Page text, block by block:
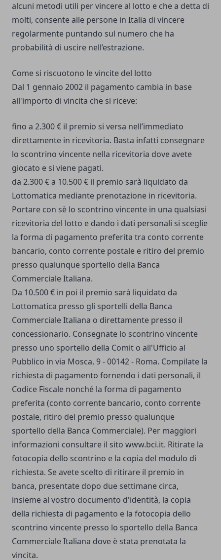
alcuni metodi utili per vincere al lotto e che a detta di
molti, consente alle persone in Italia di vincere
regolarmente puntando sul numero che ha
probabilità di uscire nell’estrazione.
Come si riscuotono le vincite del lotto
Dal 1 gennaio 2002 il pagamento cambia in base
all'importo di vincita che si riceve:
fino a 2.300 € il premio si versa nell’immediato
direttamente in ricevitoria. Basta infatti consegnare
lo scontrino vincente nella ricevitoria dove avete
giocato e si viene pagati.
da 2.300 € a 10.500 € il premio sarà liquidato da
Lottomatica mediante prenotazione in ricevitoria.
Portare con sè lo scontrino vincente in una qualsiasi
ricevitoria del lotto e dando i dati personali si sceglie
la forma di pagamento preferita tra conto corrente
bancario, conto corrente postale e ritiro del premio
presso qualunque sportello della Banca
Commerciale Italiana.
Da 10.500 € in poi il premio sarà liquidato da
Lottomatica presso gli sportelli della Banca
Commerciale Italiana o direttamente presso il
concessionario. Consegnate lo scontrino vincente
presso uno sportello della Comit o all'Ufficio al
Pubblico in via Mosca, 9 - 00142 - Roma. Compilate la
richiesta di pagamento fornendo i dati personali, il
Codice Fiscale nonché la forma di pagamento
preferita (conto corrente bancario, conto corrente
postale, ritiro del premio presso qualunque
sportello della Banca Commerciale). Per maggiori
informazioni consultare il sito www.bci.it. Ritirate la
fotocopia dello scontrino e la copia del modulo di
richiesta. Se avete scelto di ritirare il premio in
banca, presentate dopo due settimane circa,
insieme al vostro documento d'identità, la copia
della richiesta di pagamento e la fotocopia dello
scontrino vincente presso lo sportello della Banca
Commerciale Italiana dove è stata prenotata la
vincita.